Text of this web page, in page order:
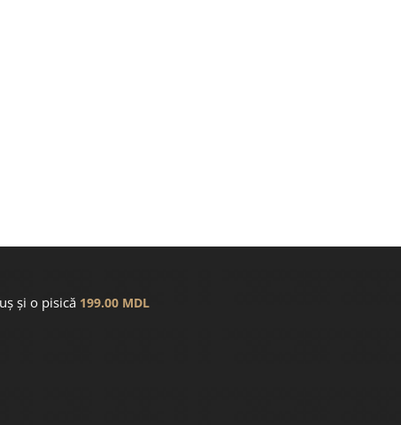
și o pisică 199.00 MDL